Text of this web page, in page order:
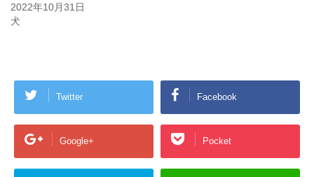
2022年10月31日
犬
Twitter Facebook
Google+ Pocket